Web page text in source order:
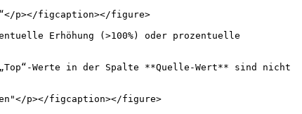
p></figcaption></figure>
Erhöhung (>100%) oder prozentuelle
Werte in der Spalte **Quelle-Wert** sind nicht
p></figcaption></figure>